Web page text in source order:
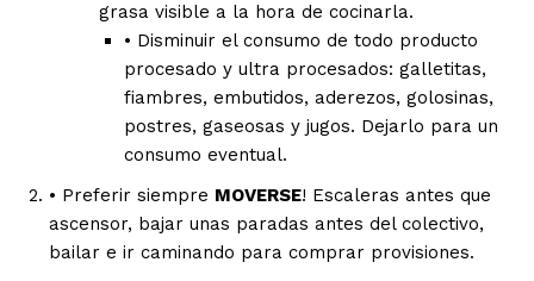
grasa visible a la hora de cocinarla.
• Disminuir el consumo de todo producto
procesado y ultra procesados: galletitas,
fiambres, embutidos, aderezos, golosinas,
postres, gaseosas y jugos. Dejarlo para un
consumo eventual.
• Preferir siempre MOVERSE! Escaleras antes que
ascensor, bajar unas paradas antes del colectivo,
bailar e ir caminando para comprar provisiones.